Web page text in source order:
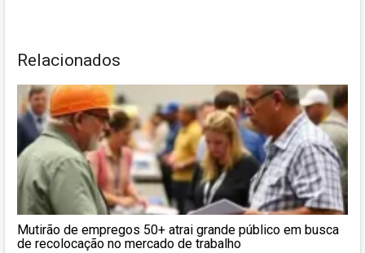
Relacionados
Mutirão de empregos 50+ atrai grande público em busca
de recolocação no mercado de trabalho